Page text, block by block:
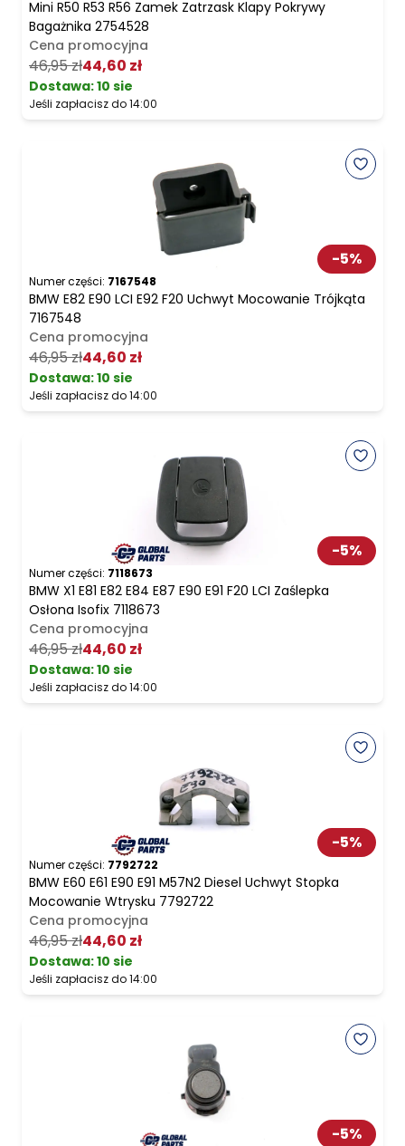
Mini R50 R53 R56 Zamek Zatrzask Klapy Pokrywy
Bagażnika 2754528
Cena promocyjna
46,95 zł44,60 zł
Dostawa:10 sie
Jeśli zapłacisz do 14:00
-5%
Numer części: 7167548
BMW E82 E90 LCI E92 F20 Uchwyt Mocowanie Trójkąta
7167548
Cena promocyjna
46,95 zł44,60 zł
Dostawa:10 sie
Jeśli zapłacisz do 14:00
-5%
Numer części: 7118673
BMW X1 E81 E82 E84 E87 E90 E91 F20 LCI Zaślepka
Osłona Isofix 7118673
Cena promocyjna
46,95 zł44,60 zł
Dostawa:10 sie
Jeśli zapłacisz do 14:00
-5%
Numer części: 7792722
BMW E60 E61 E90 E91 M57N2 Diesel Uchwyt Stopka
Mocowanie Wtrysku 7792722
Cena promocyjna
46,95 zł44,60 zł
Dostawa:10 sie
Jeśli zapłacisz do 14:00
-5%